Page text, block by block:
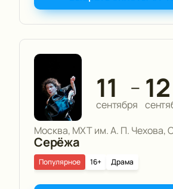
11
сентября
— 12
Серёжа
16+ Драма
Популярное